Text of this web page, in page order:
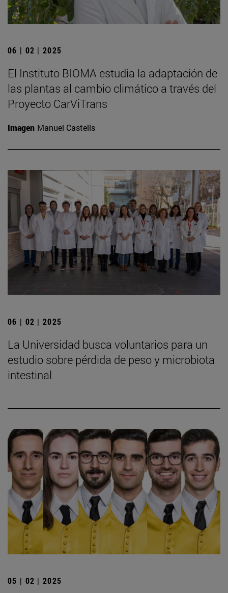
06 | 02 | 2025
El Instituto BIOMA estudia la adaptación de
las plantas al cambio climático a través del
Proyecto CarViTrans
Imagen Manuel Castells
06 | 02 | 2025
La Universidad busca voluntarios para un
estudio sobre pérdida de peso y microbiota
intestinal
05 | 02 | 2025